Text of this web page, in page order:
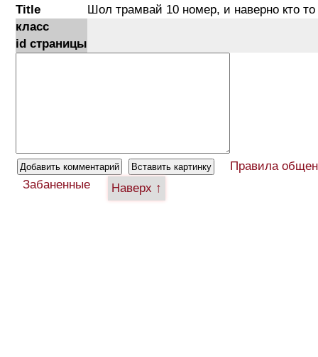
Title
Шол трамвай 10 номер, и наверно кто
класс
id страницы
Правила
Забаненные
Наверх ↑